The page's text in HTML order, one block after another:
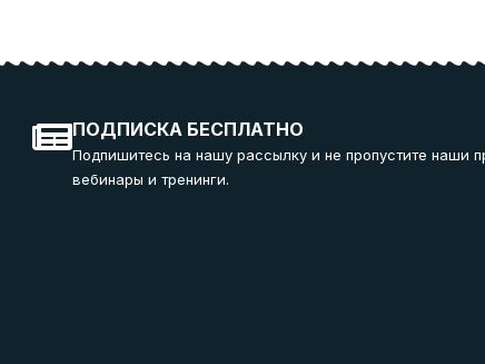
ПОДПИСКА БЕСПЛАТНО
Подпишитесь на нашу рассылку и не пропустите наши
вебинары и тренинги.